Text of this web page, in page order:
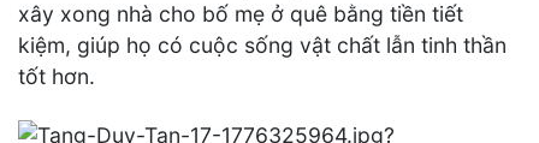
xây xong nhà cho bố mẹ ở quê bằng tiền tiết
kiệm, giúp họ có cuộc sống vật chất lẫn tinh thần
tốt hơn.